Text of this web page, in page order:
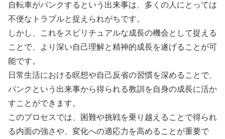
自転車がパンクするという出来事は、多くの人にとっては
不便なトラブルと捉えられがちです。
しかし、これをスピリチュアルな成長の機会として捉える
ことで、より深い自己理解と精神的成長を遂げることが可
能です。
日常生活における瞑想や自己反省の習慣を深めることで、
パンクという出来事から得られる教訓を自身の成長に活か
すことができます。
このプロセスでは、困難や挑戦を乗り越えることで得られ
る内面の強さや、変化への適応力を高めることが重要で